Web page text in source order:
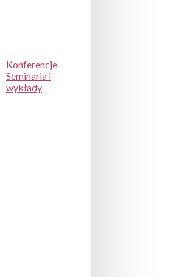
Konferencje
Seminaria i
wykłady